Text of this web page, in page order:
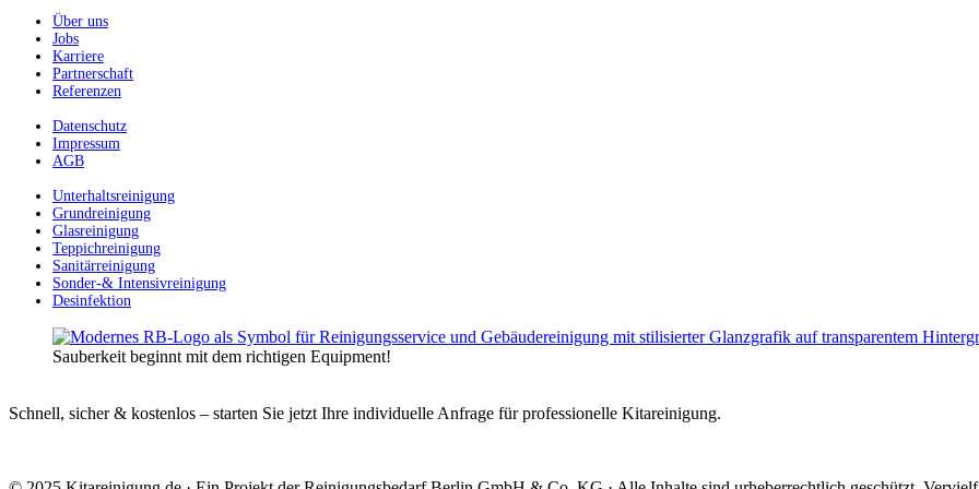
Über uns
Jobs
Karriere
Partnerschaft
Referenzen
Datenschutz
Impressum
AGB
Unterhaltsreinigung
Grundreinigung
Glasreinigung
Teppichreinigung
Sanitärreinigung
Sonder-& Intensivreinigung
Desinfektion
Sauberkeit beginnt mit dem richtigen Equipment!
Schnell, sicher & kostenlos – starten Sie jetzt Ihre individuelle Anfrage für professionelle Kitareinigung.